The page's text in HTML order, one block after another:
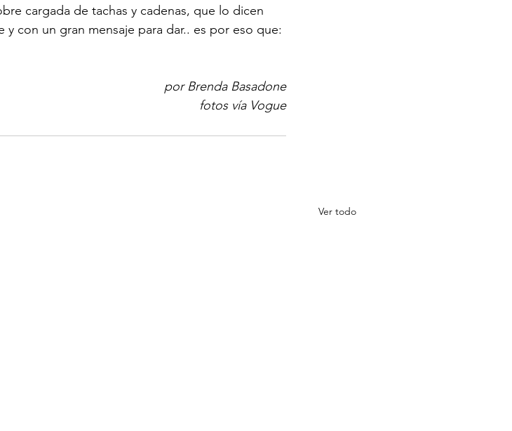
cargada de tachas y cadenas, que lo dicen
con un gran mensaje para dar.. es por eso que:
por Brenda Basadone
fotos vía Vogue
Ver todo